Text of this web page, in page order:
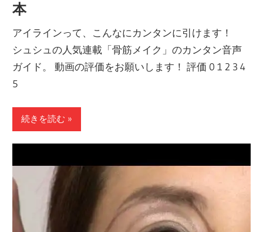
本
アイラインって、こんなにカンタンに引けます！
シュシュの人気連載「骨筋メイク」のカンタン音声
ガイド。 動画の評価をお願いします！ 評価 0 1 2 3 4
5
続きを読む